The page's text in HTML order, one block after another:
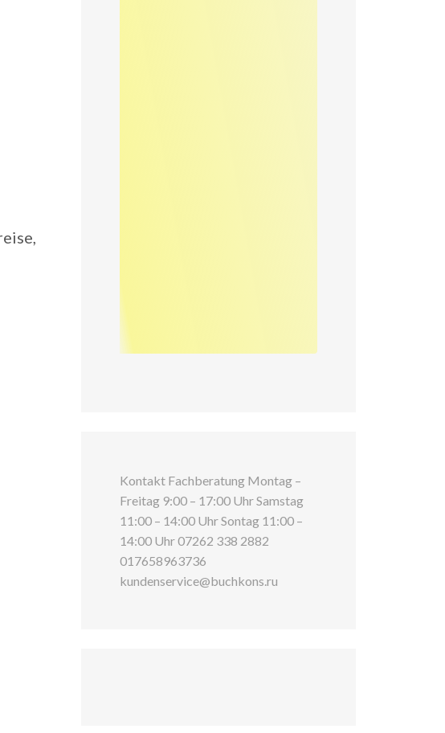
Kontakt Fachberatung Montag –
Freitag 9:00 – 17:00 Uhr Samstag
11:00 – 14:00 Uhr Sontag 11:00 –
14:00 Uhr 07262 338 2882
017658963736
kundenservice@buchkons.ru